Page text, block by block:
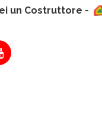
un Costruttore -